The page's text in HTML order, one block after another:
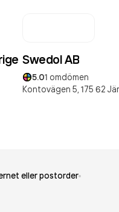
Swedol AB
5.01 omdömen
Kontovägen 5, 175 62
eller postorder